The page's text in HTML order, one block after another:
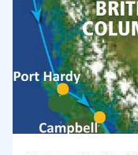
het historische
Dempster
de Inuvik-
wereld die u naar